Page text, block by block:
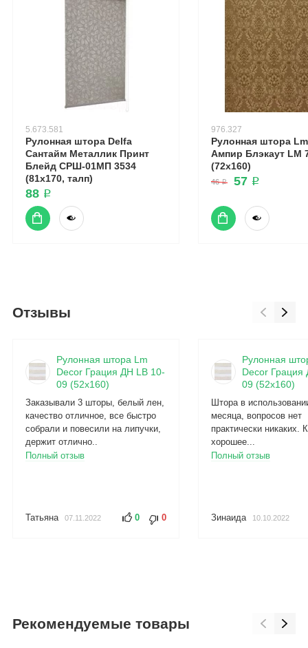
5.673.581
Рулонная штора Delfa
Сантайм Металлик Принт
Блейд СРШ-01МП 3534
(81x170, талп)
88 ₽
976.327
Рулонная штора
Ампир Блэкаут LM
(72x160)
46 ₽ 57 ₽
Отзывы
Рулонная штора Lm
Decor Грация ДН LB 10-
09 (52x160)
Заказывали 3 шторы, белый лен,
качество отличное, все быстро
собрали и повесили на липучки,
держит отлично..
Полный отзыв
Татьяна 07.11.2022 0 0
Рулонная
Decor Грация
09 (52x160)
Штора в
месяца, вопросов нет
практически никаких.
хорошее...
Полный отзыв
Зинаида 10.10.2022
Рекомендуемые товары